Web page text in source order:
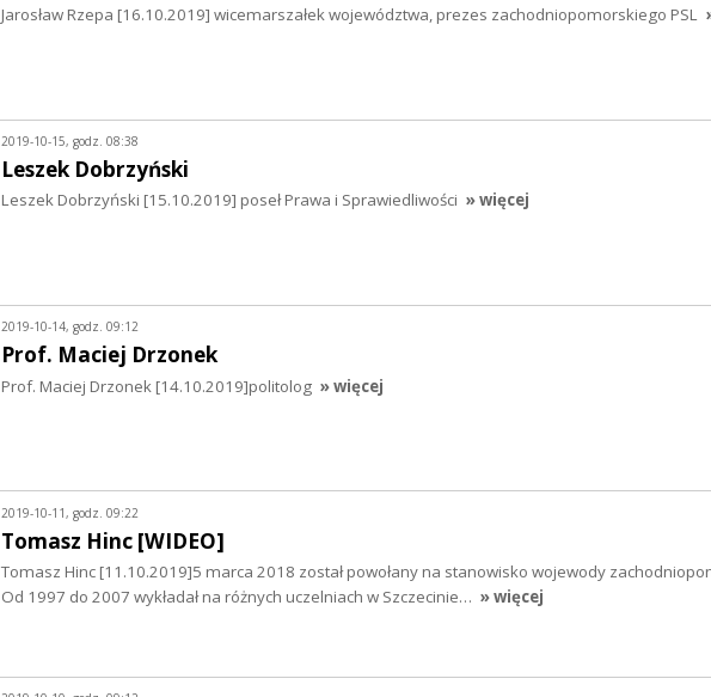
Jarosław Rzepa [16.10.2019] wicemarszałek województwa, prezes zachodniopomorskiego PSL
2019-10-15, godz. 08:38
Leszek Dobrzyński
Leszek Dobrzyński [15.10.2019] poseł Prawa i Sprawiedliwości » więcej
2019-10-14, godz. 09:12
Prof. Maciej Drzonek
Prof. Maciej Drzonek [14.10.2019]politolog » więcej
2019-10-11, godz. 09:22
Tomasz Hinc [WIDEO]
Tomasz Hinc [11.10.2019]5 marca 2018 został powołany na stanowisko wojewody
Od 1997 do 2007 wykładał na różnych uczelniach w Szczecinie… » więcej